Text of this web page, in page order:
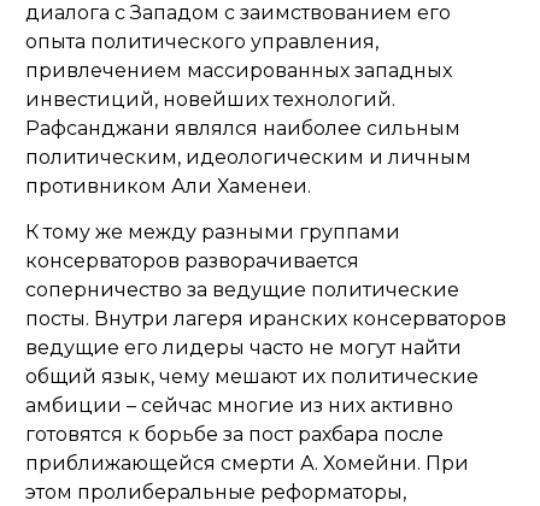
диалога с Западом с заимствованием его
опыта политического управления,
привлечением массированных западных
инвестиций, новейших технологий.
Рафсанджани являлся наиболее сильным
политическим, идеологическим и личным
противником Али Хаменеи.
К тому же между разными группами
консерваторов разворачивается
соперничество за ведущие политические
посты. Внутри лагеря иранских консерваторов
ведущие его лидеры часто не могут найти
общий язык, чему мешают их политические
амбиции – сейчас многие из них активно
готовятся к борьбе за пост рахбара после
приближающейся смерти А. Хомейни. При
этом пролиберальные реформаторы,